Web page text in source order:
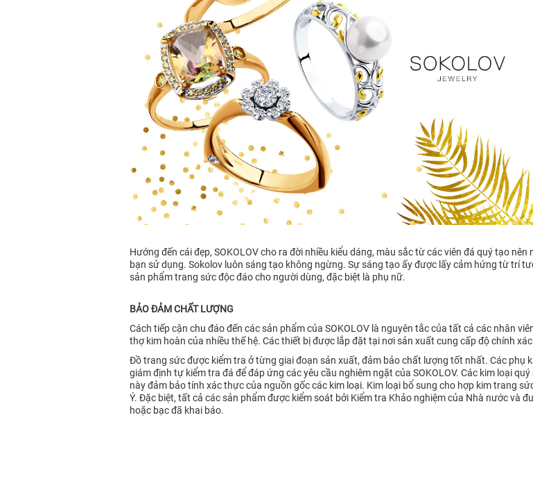
Hướng đến cái đẹp, SOKOLOV cho ra đời nhiều kiểu dáng, màu sắc từ các viên đá quý tạo
bạn sử dụng. Sokolov luôn sáng tạo không ngừng. Sự sáng tạo ấy được lấy cảm hứng từ trí
sản phẩm trang sức độc đáo cho người dùng, đặc biệt là phụ nữ.
BẢO ĐẢM CHẤT LƯỢNG
Cách tiếp cận chu đáo đến các sản phẩm của SOKOLOV là nguyên tắc của tất cả các nhân
thợ kim hoàn của nhiều thế hệ. Các thiết bị được lắp đặt tại nơi sản xuất cung cấp độ chính
Đồ trang sức được kiểm tra ở từng giai đoạn sản xuất, đảm bảo chất lượng tốt nhất. Các phụ
giám định tự kiểm tra đá để đáp ứng các yêu cầu nghiêm ngặt của SOKOLOV. Các kim loại
này đảm bảo tính xác thực của nguồn gốc các kim loại. Kim loại bổ sung cho hợp kim trang
Ý. Đặc biệt, tất cả các sản phẩm được kiểm soát bởi Kiểm tra Khảo nghiệm của Nhà nước và
hoặc bạc đã khai báo.